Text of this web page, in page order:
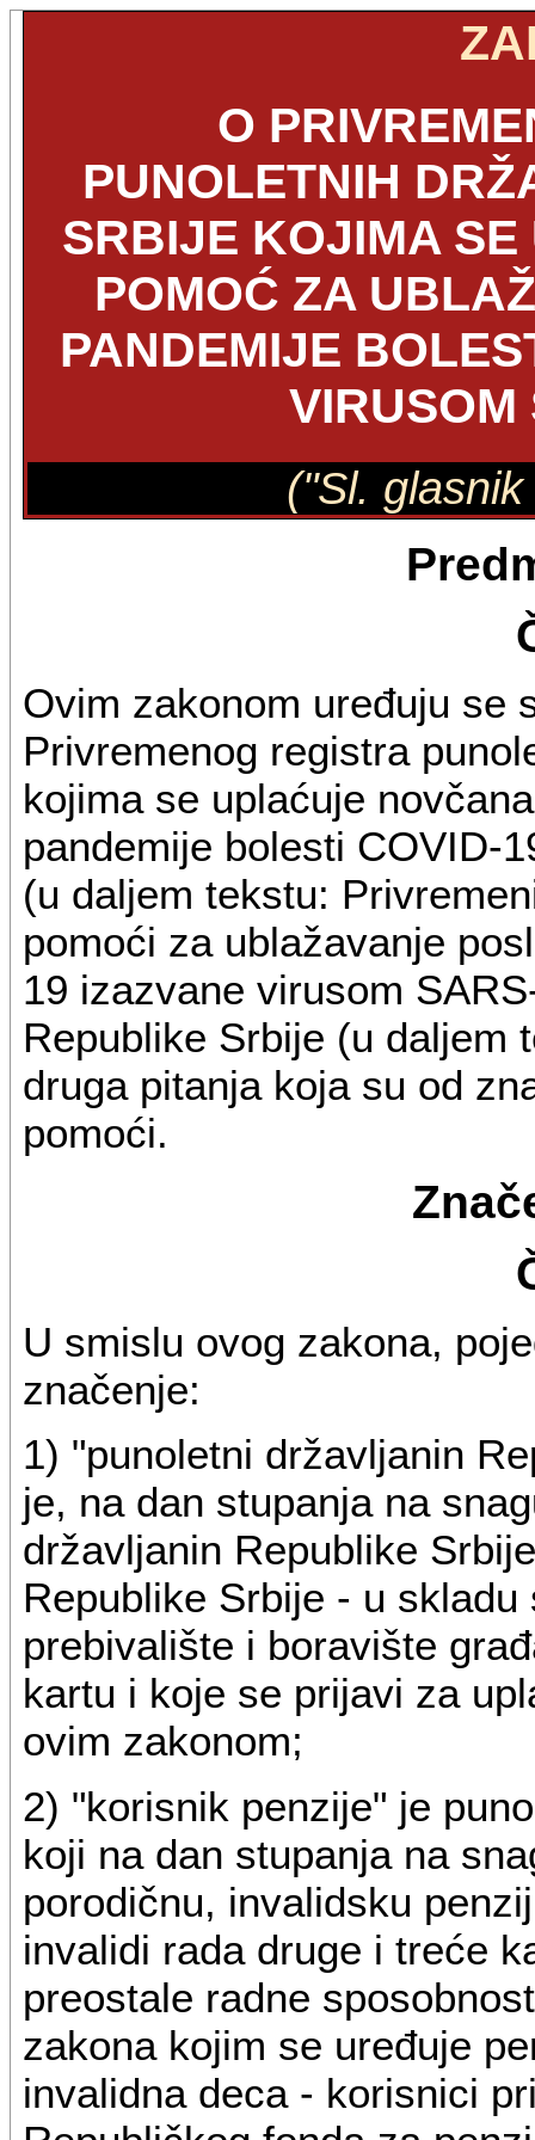
O
PUNOLETNIH
SRBIJE KOJIMA
POMOĆ ZA
PANDEMIJE
VIRUSOM
("Sl.
Ovim zakonom uređuju se
Privremenog registra
kojima se uplaćuje
pandemije bolesti COVID-
(u daljem tekstu:
pomoći za ublažavanje
19 izazvane virusom
Republike Srbije (u daljem
druga pitanja koja su od
pomoći.
U smislu ovog zakona,
značenje:
1) "punoletni državljanin
je, na dan stupanja na
državljanin Republike
Republike Srbije - u
prebivalište i boravište
kartu i koje se prijavi za
ovim zakonom;
2) "korisnik penzije" je
koji na dan stupanja na
porodičnu, invalidsku
invalidi rada druge i treće
preostale radne
zakona kojim se uređuje
invalidna deca - korisnici